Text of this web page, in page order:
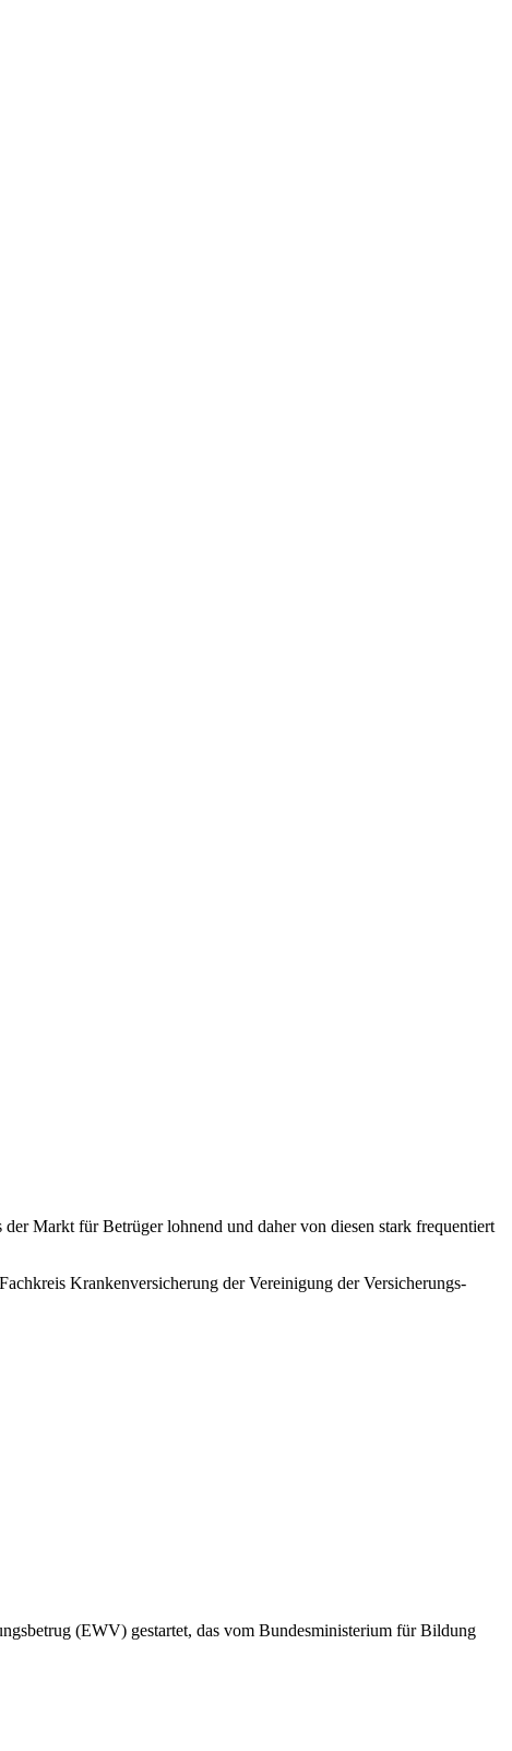
Markt für Betrüger lohnend und daher von diesen stark frequentiert
Krankenversicherung der Vereinigung der Versicherungs-
(EWV) gestartet, das vom Bundesministerium für Bildung